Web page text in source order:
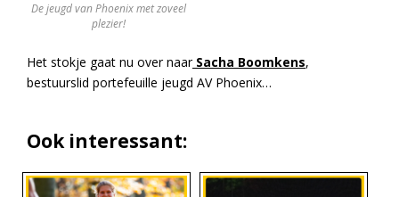
De jeugd van Phoenix met zoveel
plezier!
Het stokje gaat nu over naarSacha Boomkens,
bestuurslid portefeuille jeugd AV Phoenix…
Ook interessant: